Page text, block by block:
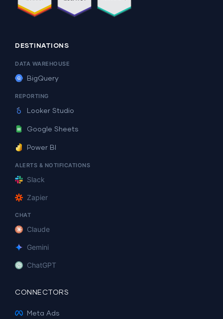
DESTINATIONS
DATA WAREHOUSE
BigQuery
REPORTING
Looker Studio
Google Sheets
Power BI
ALERTS & NOTIFICATIONS
Slack
Zapier
CHAT
Claude
Gemini
ChatGPT
CONNECTORS
Meta Ads